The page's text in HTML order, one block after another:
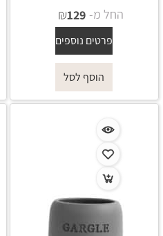
החל מ- ₪129
פרטים נוספים
הוסף לסל